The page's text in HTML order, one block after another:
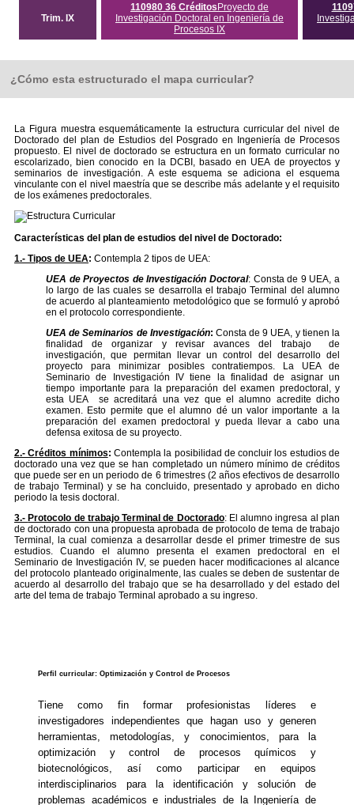
Trim. IX
110980 36 CréditosProyecto de
Investigación Doctoral en Ingeniería de
Procesos IX
¿Cómo esta estructurado el mapa curricular?
La Figura muestra esquemáticamente la estructura curricular del nivel de
Doctorado del plan de Estudios del Posgrado en Ingeniería de Procesos
propuesto. El nivel de doctorado se estructura en un formato curricular no
escolarizado, bien conocido en la DCBI, basado en UEA de proyectos y
seminarios de investigación. A este esquema se adiciona el esquema
vinculante con el nivel maestría que se describe más adelante y el requisito
de los exámenes predoctorales.
Características del plan de estudios del nivel de Doctorado:
1.- Tipos de UEA: Contempla 2 tipos de UEA:
UEA de Proyectos de Investigación Doctoral: Consta de 9 UEA, a
lo largo de las cuales se desarrolla el trabajo Terminal del alumno
de acuerdo al planteamiento metodológico que se formuló y aprobó
en el protocolo correspondiente.
UEA de Seminarios de Investigación: Consta de 9 UEA, y tienen la
finalidad de organizar y revisar avances del trabajo de
investigación, que permitan llevar un control del desarrollo del
proyecto para minimizar posibles contratiempos. La UEA de
Seminario de Investigación IV tiene la finalidad de asignar un
tiempo importante para la preparación del examen predoctoral, y
esta UEA se acreditará una vez que el alumno acredite dicho
examen. Esto permite que el alumno dé un valor importante a la
preparación del examen predoctoral y pueda llevar a cabo una
defensa exitosa de su proyecto.
2.- Créditos mínimos: Contempla la posibilidad de concluir los estudios de
doctorado una vez que se han completado un número mínimo de créditos
que puede ser en un periodo de 6 trimestres (2 años efectivos de desarrollo
de trabajo Terminal) y se ha concluido, presentado y aprobado en dicho
periodo la tesis doctoral.
3.- Protocolo de trabajo Terminal de Doctorado: El alumno ingresa al plan
de doctorado con una propuesta aprobada de protocolo de tema de trabajo
Terminal, la cual comienza a desarrollar desde el primer trimestre de sus
estudios. Cuando el alumno presenta el examen predoctoral en el
Seminario de Investigación IV, se pueden hacer modificaciones al alcance
del protocolo planteado originalmente, las cuales se deben de sustentar de
acuerdo al desarrollo del trabajo que se ha desarrollado y del estado del
arte del tema de trabajo Terminal aprobado a su ingreso.
Perfil curricular: Optimización y Control de Procesos
Tiene como fin formar profesionistas líderes e
investigadores independientes que hagan uso y generen
herramientas, metodologías, y conocimientos, para la
optimización y control de procesos químicos y
biotecnológicos, así como participar en equipos
interdisciplinarios para la identificación y solución de
problemas académicos e industriales de la Ingeniería de